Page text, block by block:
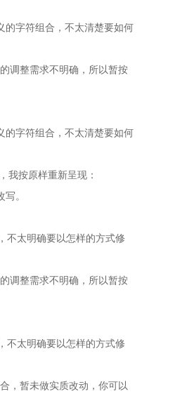
的字符组合，不太清楚要如何
调整需求不明确，所以暂按
的字符组合，不太清楚要如何
我按原样重新呈现：
。
不太明确要以怎样的方式修
调整需求不明确，所以暂按
不太明确要以怎样的方式修
，暂未做实质改动，你可以